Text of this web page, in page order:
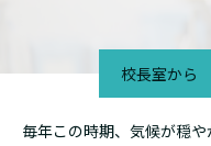
校長室から
毎年この時期、気候が穏